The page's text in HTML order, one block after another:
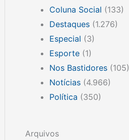
Coluna Social (133)
Destaques (1.276)
Especial (3)
Esporte (1)
Nos Bastidores (105)
Notícias (4.966)
Política (350)
Arquivos